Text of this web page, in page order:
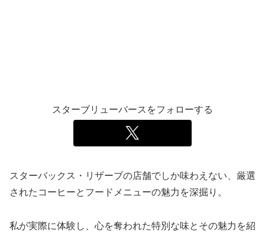
スターブリューバースをフォローする
スターバックス・リザーブの店舗でしか味わえない、厳選
されたコーヒーとフードメニューの魅力を深掘り。
私が実際に体験し、心を奪われた特別な味とその魅力を紹